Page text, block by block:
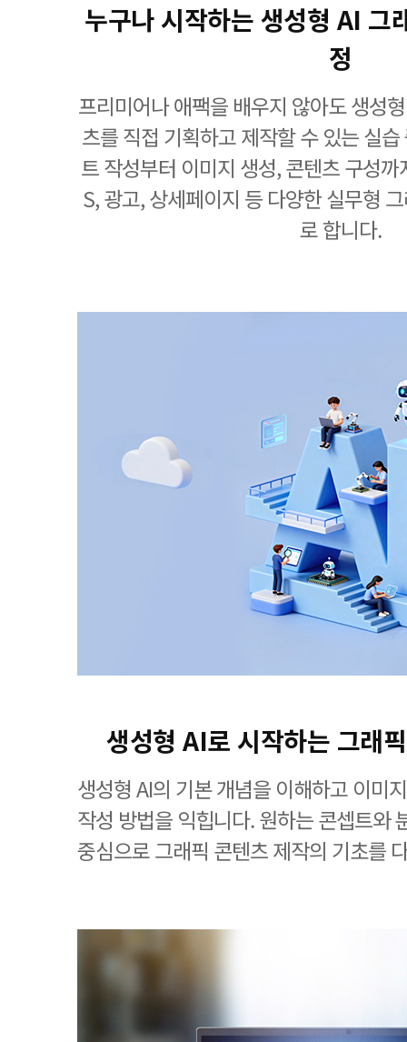
누구나 시작하는 생성형 AI 그
정
프리미어나 애팩을 배우지 않아도 생성
츠를 직접 기획하고 제작할 수 있는 실
트 작성부터 이미지 생성, 콘텐츠 구성
S, 광고, 상세페이지 등 다양한 실무형
로 합니다.
생성형 AI로 시작하는 그래
생성형 AI의 기본 개념을 이해하고 이미
작성 방법을 익힙니다. 원하는 콘셉트와
중심으로 그래픽 콘텐츠 제작의 기초를